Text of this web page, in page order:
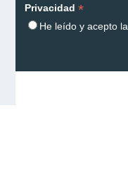
Privacidad *
He leído y acepto la